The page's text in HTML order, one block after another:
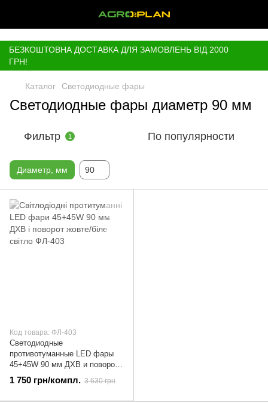
БЕЗКОШТОВНА ДОСТАВКА ДЛЯ ЗАМОВЛЕНЬ ВІД 2000
ГРН!
Каталог Светодиодные фары
Светодиодные фары диаметр 90 мм
Фильтр 1 По популярности
Диаметр, мм 90
Код товара: ФЛ-403
Светодиодные
противотуманные LED фары
45+45W 90 мм ДХВ и поворот
желтый/белый свет (2шт) |
ФЛ-403
1 750 грн/компл. 3 630 грн